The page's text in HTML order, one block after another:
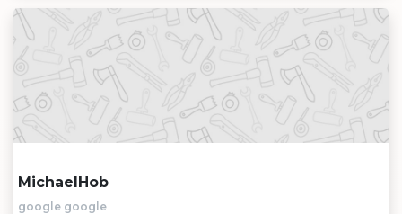
MichaelHob
google google